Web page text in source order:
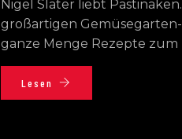
Nigel Slater liebt
großartigen
ganze Menge Rezepte zum
Lesen